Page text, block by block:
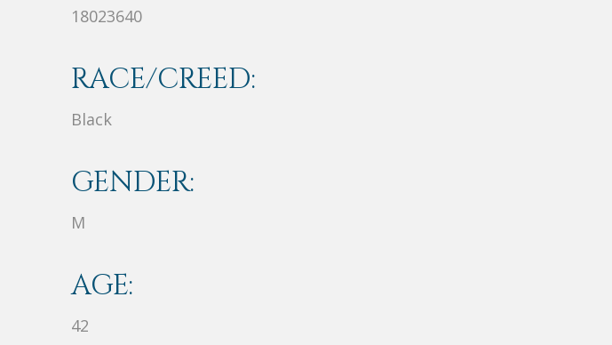
18023640
RACE/CREED:
Black
GENDER:
M
AGE:
42